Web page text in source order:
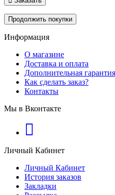
Продолжить покупки
Информация
О магазине
Доставка и оплата
Дополнительная
Как сделать заказ?
Контакты
Мы в Вконтакте
Личный Кабинет
Личный Кабинет
История заказов
Закладки